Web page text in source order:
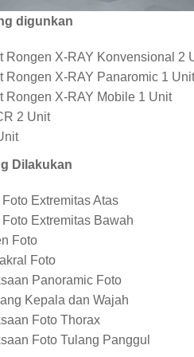
digunkan
Rongen X-RAY Konvensional 2
Rongen X-RAY Panaromic 1 Unit
Rongen X-RAY Mobile 1 Unit
2 Unit
Dilakukan
Extremitas Atas
Extremitas Bawah
Foto
Foto
Panoramic Foto
Kepala dan Wajah
Foto Thorax
Foto Tulang Panggul